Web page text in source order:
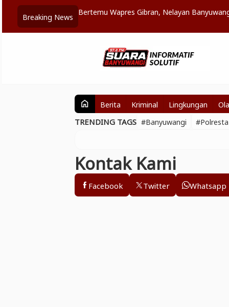
Breaking News
Wongsorejo Bertemu Wapres Gibran, Nelayan
home Berita Kriminal Lingkungan
TRENDING TAGS #Banyuwangi
Kontak Kami
Facebook Twitter Whatsapp